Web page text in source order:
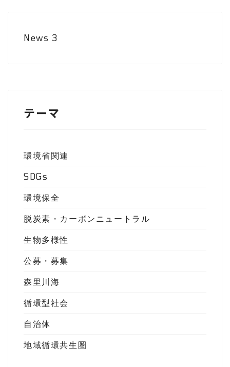
News 3
テーマ
環境省関連
SDGs
環境保全
脱炭素・カーボンニュートラル
生物多様性
公募・募集
森里川海
循環型社会
自治体
地域循環共生圏